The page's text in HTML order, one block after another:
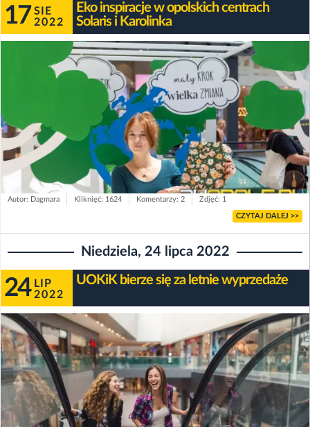
17 SIE
2022
Eko inspiracje w opolskich centrach
Solaris i Karolinka
Autor: Dagmara Kliknięć: 1624 Komentarzy: 2 Zdjęć: 1
CZYTAJ DALEJ >>
Niedziela, 24 lipca 2022
24 LIP
2022
UOKiK bierze się za letnie wyprzedaże